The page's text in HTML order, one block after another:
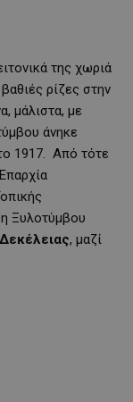
της χωριά
ρίζες στην
μάλιστα, με
άνηκε
1917. Από τότε
Ξυλοτύμβου
, μαζί